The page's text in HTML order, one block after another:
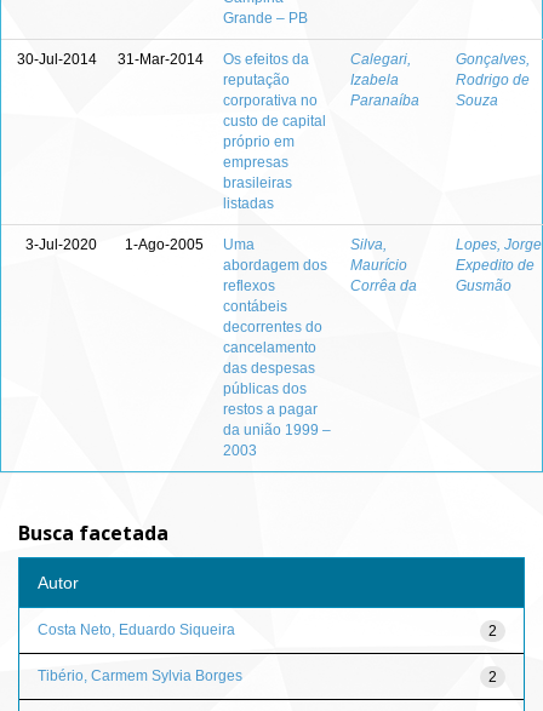
Grande – PB
30-Jul-2014 31-Mar-2014
Os efeitos da
reputação
corporativa no
custo de capital
próprio em
empresas
brasileiras
listadas
Calegari,
Izabela
Paranaíba
Gonçalves,
Rodrigo de
Souza
3-Jul-2020 1-Ago-2005
Uma
abordagem dos
reflexos
contábeis
decorrentes do
cancelamento
das despesas
públicas dos
restos a pagar
da união 1999 –
2003
Silva,
Maurício
Corrêa da
Lopes, Jorge
Expedito de
Gusmão
Busca facetada
Autor
2
Costa Neto, Eduardo Siqueira
2
Tibério, Carmem Sylvia Borges